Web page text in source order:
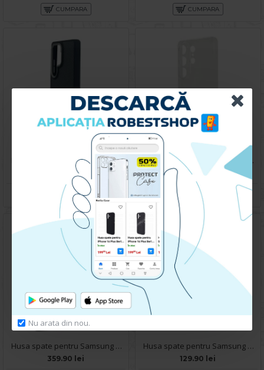
Nu arata din nou.
CUMPARA CUMPARA
Husa spate pentru Samsung Galaxy S25 Ultra Motor X Case - Negru
119.90 lei
CUMPARA
Husa spate pentru Samsung Galaxy S25 Ultra - Clear Case
49.90 lei
CUMPARA
Husa spate pentru Samsung Galaxy S25 Ultra Keephone Kevilar Magsafe - Negru
359.90 lei
Husa spate pentru Samsung Galaxy S25 Ultra Matte Case Magsafe - Semitransparent/Negru
129.90 lei